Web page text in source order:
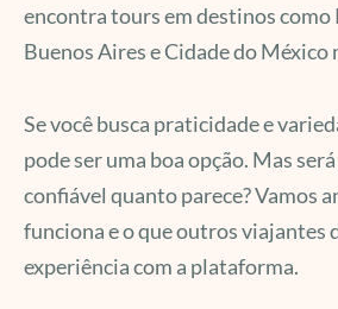
encontra tours em destinos como
Buenos Aires e Cidade do México
Se você busca praticidade e
pode ser uma boa opção. Mas
confiável quanto parece? Vamos
funciona e o que outros viajantes
experiência com a plataforma.